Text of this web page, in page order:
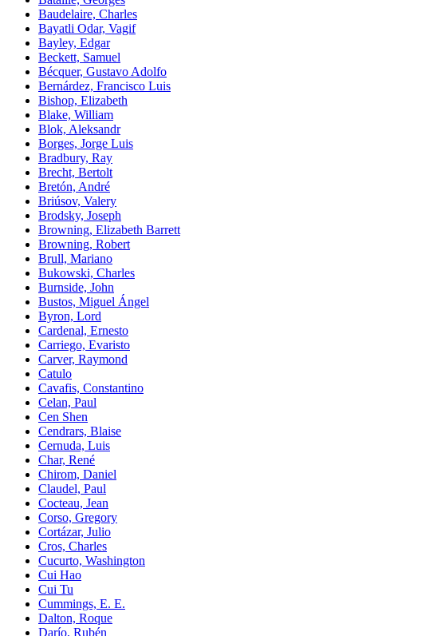
Baudelaire, Charles
Bayatli Odar, Vagif
Bayley, Edgar
Beckett, Samuel
Bécquer, Gustavo Adolfo
Bernárdez, Francisco Luis
Bishop, Elizabeth
Blake, William
Blok, Aleksandr
Borges, Jorge Luis
Bradbury, Ray
Brecht, Bertolt
Bretón, André
Briúsov, Valery
Brodsky, Joseph
Browning, Elizabeth Barrett
Browning, Robert
Brull, Mariano
Bukowski, Charles
Burnside, John
Bustos, Miguel Ángel
Byron, Lord
Cardenal, Ernesto
Carriego, Evaristo
Carver, Raymond
Catulo
Cavafis, Constantino
Celan, Paul
Cen Shen
Cendrars, Blaise
Cernuda, Luis
Char, René
Chirom, Daniel
Claudel, Paul
Cocteau, Jean
Corso, Gregory
Cortázar, Julio
Cros, Charles
Cucurto, Washington
Cui Hao
Cui Tu
Cummings, E. E.
Dalton, Roque
Darío, Rubén